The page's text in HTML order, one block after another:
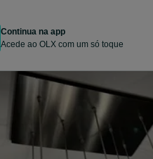
Continua na app
Acede ao OLX com um só toque